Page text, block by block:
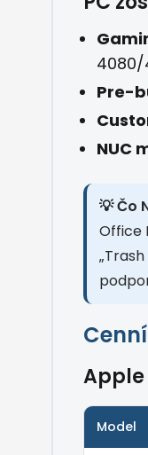
Pre-
NUC
💡 Čo
Office
Model